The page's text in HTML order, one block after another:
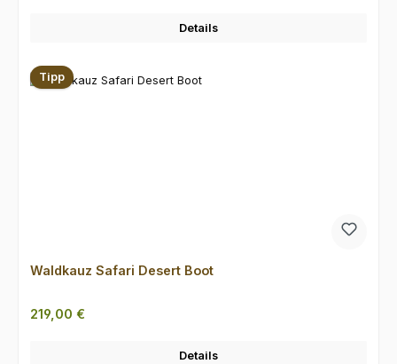
Details
Tipp
Waldkauz Safari Desert Boot
Regulärer Preis:
219,00 €
Details